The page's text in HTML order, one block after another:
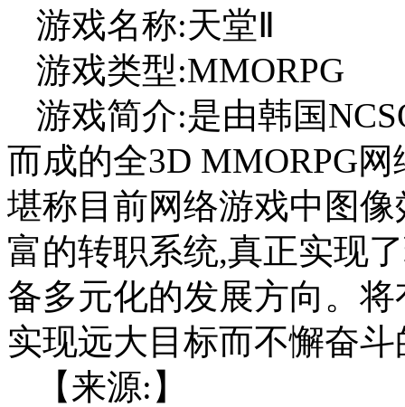
游戏名称:天堂Ⅱ
游戏类型:MMORPG
游戏简介:是由韩国
而成的全3D MMORPG
堪称目前网络游戏中图
富的转职系统,真正实现
备多元化的发展方向。
实现远大目标而不懈奋
【来源:】